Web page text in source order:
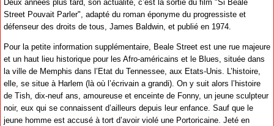
Deux années plus tard, son actualité, c’est la sortie du film "Si Beale
Street Pouvait Parler", adapté du roman éponyme du progressiste et
défenseur des droits de tous, James Baldwin, et publié en 1974.
Pour la petite information supplémentaire, Beale Street est une rue majeure
et un haut lieu historique pour les Afro-américains et le Blues, située dans
la ville de Memphis dans l’Etat du Tennessee, aux Etats-Unis. L’histoire,
elle, se situe à Harlem (là où l’écrivain a grandi). On y suit alors l’histoire
de Tish, dix-neuf ans, amoureuse et enceinte de Fonny, un jeune sculpteur
noir, eux qui se connaissent d’ailleurs depuis leur enfance. Sauf que le
jeune homme est accusé à tort d’avoir violé une Portoricaine. Jeté en